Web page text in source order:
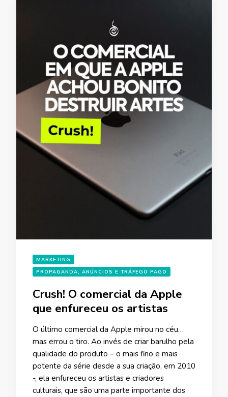
MARKETING
PROPAGANDA, ANÚNCIOS E TRÁFEGO PAGO
Crush! O comercial da Apple
que enfureceu os artistas
O último comercial da Apple mirou no céu…
mas errou o tiro. Ao invés de criar barulho pela
qualidade do produto – o mais fino e mais
potente da série desde a sua criação, em 2010
-, ela enfureceu os artistas e criadores
culturais, que são uma parte importante dos